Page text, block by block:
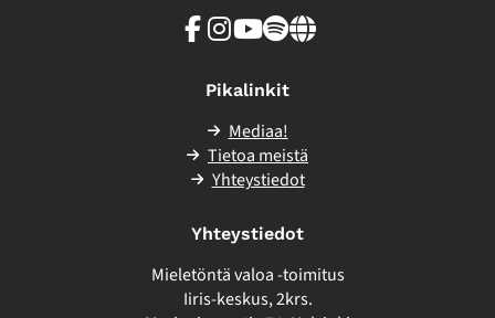
Facebook
Instagram
Youtube
SpotifyLinkki
Pikalinkit
Mediaa!
Tietoa meistä
Yhteystiedot
Yhteystiedot
Mieletöntä valoa -toimitus
Iiris-keskus, 2krs.